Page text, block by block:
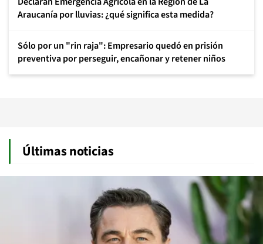
Araucanía por lluvias: ¿qué significa esta medida?
Sólo por un "rin raja": Empresario quedó en prisión
preventiva por perseguir, encañonar y retener niños
Últimas noticias